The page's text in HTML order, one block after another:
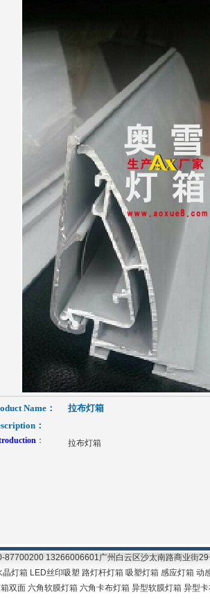
Name：
拉布灯箱
：
：
拉布灯箱
13266006601广州白云区沙太南路商业街
灯箱 LED丝印吸塑 路灯杆灯箱 吸塑灯箱 感应灯箱
双面 六角软膜灯箱 六角卡布灯箱 异型软膜灯箱 异型